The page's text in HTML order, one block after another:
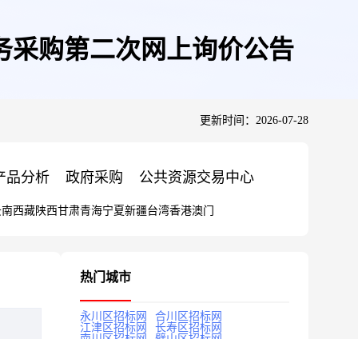
采购第二次网上询价公告
更新时间：2026-07-28
品分析 政府采购 公共资源交易中心
西藏陕西甘肃青海宁夏新疆台湾香港澳门
热门城市
永川区招标网
合川区招标网
江津区招标网
长寿区招标网